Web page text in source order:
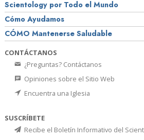
Scientology por Todo el Mundo
Cómo Ayudamos
CÓMO Mantenerse Saludable
CONTÁCTANOS
¿Preguntas? Contáctanos
Opiniones sobre el Sitio Web
Encuentra una Iglesia
SUSCRÍBETE
Recibe el Boletín Informativo del